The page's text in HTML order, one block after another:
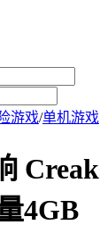
游戏/单机游戏
4GB